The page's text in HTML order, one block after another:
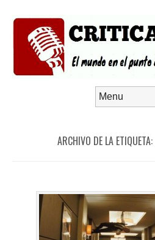
ARCHIVO DE LA ETIQUETA: